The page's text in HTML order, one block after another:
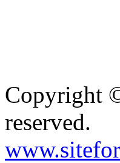
Copyright
reserved.